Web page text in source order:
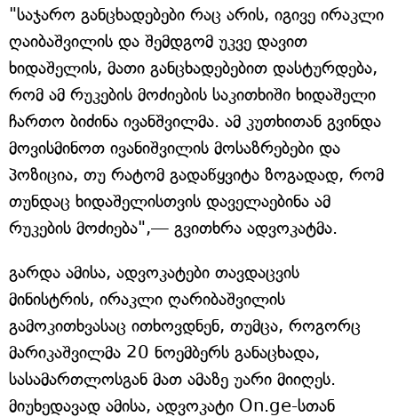
"საჯარო განცხადებები რაც არის, იგივე ირაკლი
ღაიბაშვილის და შემდგომ უკვე დავით
ხიდაშელის, მათი განცხადებებით დასტურდება,
რომ ამ რუკების მოძიების საკითხიში ხიდაშელი
ჩართო ბიძინა ივანშვილმა. ამ კუთხითან გვინდა
მოვისმინოთ ივანიშვილის მოსაზრებები და
პოზიცია, თუ რატომ გადაწყვიტა ზოგადად, რომ
თუნდაც ხიდაშელისთვის დაველაებინა ამ
რუკების მოძიება",— გვითხრა ადვოკატმა.
გარდა ამისა, ადვოკატები თავდაცვის
მინისტრის, ირაკლი ღარიბაშვილის
გამოკითხვასაც ითხოვდნენ, თუმცა, როგორც
მარიკაშვილმა 20 ნოემბერს განაცხადა,
სასამართლოსგან მათ ამაზე უარი მიიღეს.
მიუხედავად ამისა, ადვოკატი On.ge-სთან